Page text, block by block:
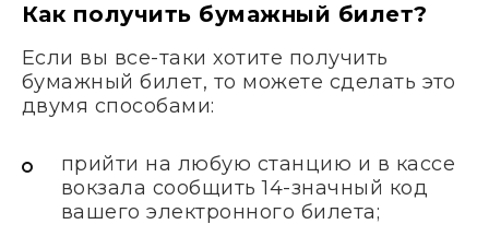
Как получить бумажный билет?
Если вы все-таки хотите получить
бумажный билет, то можете сделать это
двумя способами:
прийти на любую станцию и в кассе
вокзала сообщить 14-значный код
вашего электронного билета;